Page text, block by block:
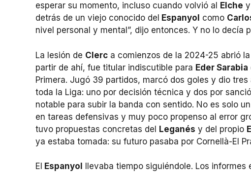
esperar su momento, incluso cuando volvió al
Elche
detrás de un viejo conocido del Espanyol como
nivel personal y mental”, dijo entonces. Y no lo decía
La lesión de Clerc a comienzos de la 2024-25 abrió
partir de ahí, fue titular indiscutible para Eder Sarabia
Primera. Jugó 39 partidos, marcó dos goles y dio
toda la Liga: uno por decisión técnica y dos por
notable para subir la banda con sentido. No es solo
en tareas defensivas y muy poco propenso al error
tuvo propuestas concretas del Leganés y del propio
ya estaba tomada: su futuro pasaba por Cornellà-El
El Espanyol llevaba tiempo siguiéndole. Los informes